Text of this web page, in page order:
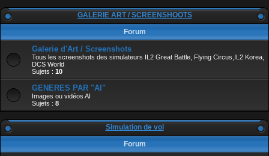
GALERIE ART / SCREENSHOOTS
Forum
Galerie d'Art / Screenshots
Tous les screenshots des simulateurs IL2 Great Battle, Flying Circus,IL2 Korea,
DCS World
Sujets : 10
GENERES PAR "AI"
Images ou vidéos AI
Sujets : 8
Simulation de vol
Forum